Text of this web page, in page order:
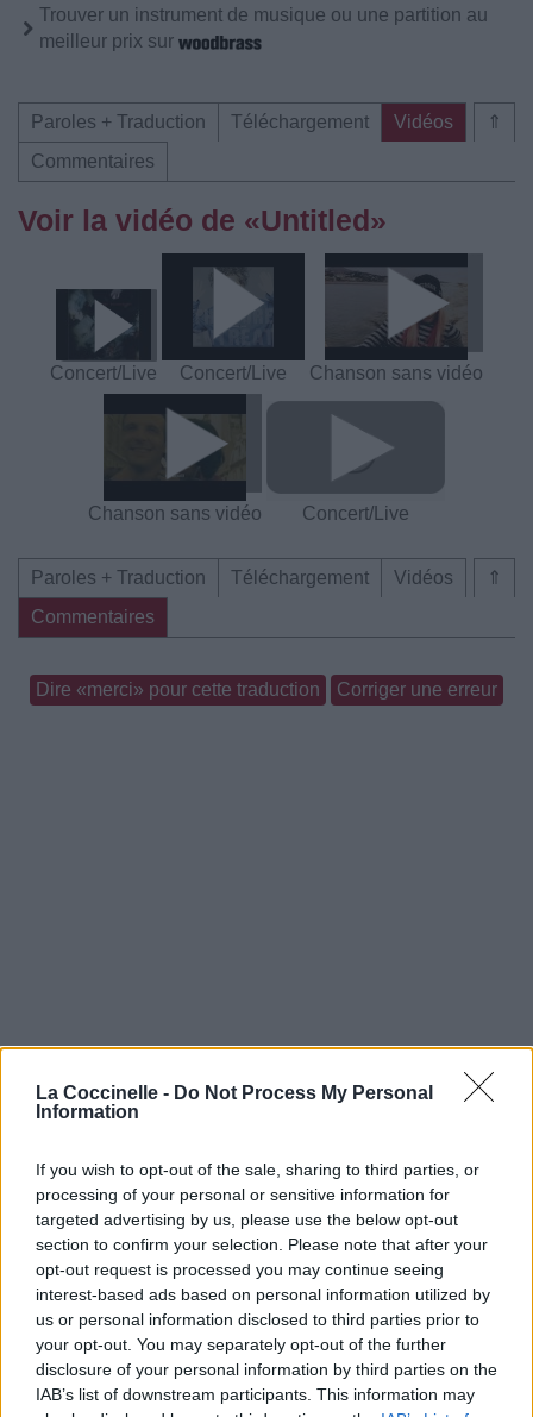
La Coccinelle - Do Not Process My Personal
Information
If you wish to opt-out of the sale, sharing to third parties, or
processing of your personal or sensitive information for
targeted advertising by us, please use the below opt-out
section to confirm your selection. Please note that after your
opt-out request is processed you may continue seeing
interest-based ads based on personal information utilized by
us or personal information disclosed to third parties prior to
your opt-out. You may separately opt-out of the further
disclosure of your personal information by third parties on the
IAB’s list of downstream participants. This information may
Trouver un instrument de musique ou une partition au
meilleur prix sur
⇑
Paroles + Traduction Téléchargement
Vidéos
Commentaires
Voir la vidéo de «Untitled»
Concert/Live Concert/Live Chanson sans vidéo
Chanson sans vidéo Concert/Live
⇑
Paroles + Traduction Téléchargement
Vidéos
Commentaires
Dire «merci» pour cette traduction Corriger une erreur